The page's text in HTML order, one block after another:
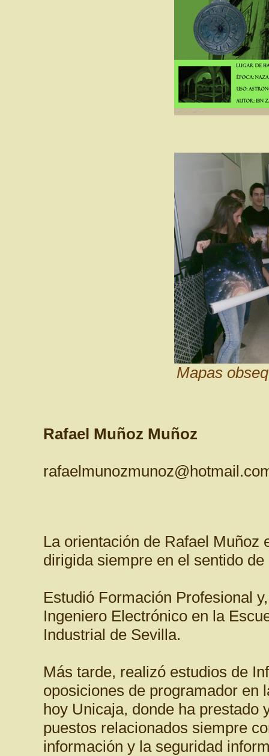
Mapas
Rafael Muñoz Muñoz
La orientación de Rafael Muñoz
dirigida siempre en el sentido
Estudió Formación Profesional
Ingeniero Electrónico en la
Industrial de Sevilla.
Más tarde, realizó estudios de
oposiciones de programador en
hoy Unicaja, donde ha prestado
puestos relacionados siempre
información y la seguridad